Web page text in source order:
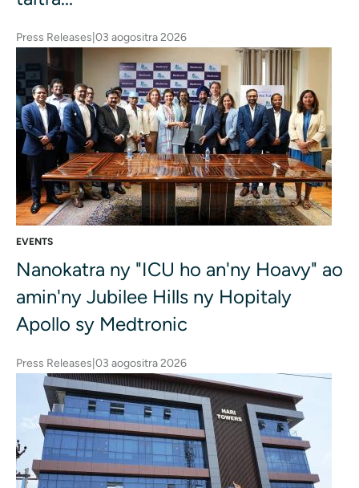
Press Releases 03 aogositra 2026
EVENTS
Nanokatra ny "ICU ho an'ny Hoavy" ao
amin'ny Jubilee Hills ny Hopitaly
Apollo sy Medtronic
Press Releases 03 aogositra 2026